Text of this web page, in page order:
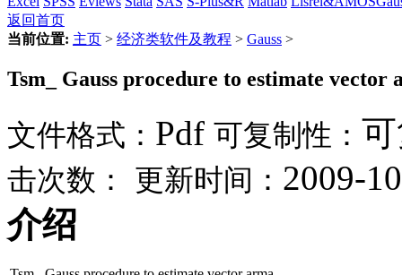
返回首页
当前位置: 主页 > 经济类软件及教程 > Gauss >
Tsm_ Gauss procedure to estimate vector
文件格式： Pdf 可复制性：
击次数： 更新时间： 2009-
介绍